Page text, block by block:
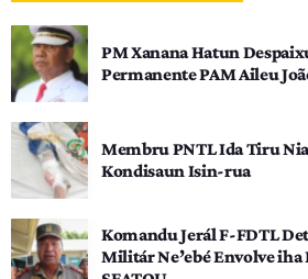
PM Xanana Hatun
Permanente PAM Aileu
Membru PNTL Ida Tiru Nia
Kondisaun Isin-rua
Komandu Jerál F-FDTL
Militár Ne’ebé Envolve